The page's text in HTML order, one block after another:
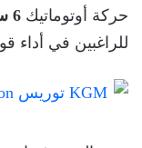
حركة أوتوماتيك 6 سرعات
للراغبين في أداء